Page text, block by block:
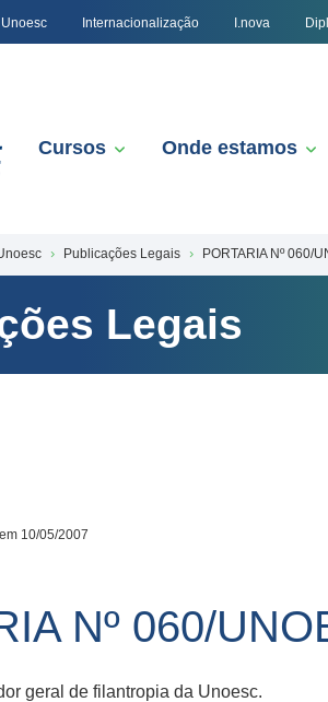
Unoesc Internacionalização I.nova
Cursos Onde estamos
Publicações Legais PORTARIA Nº 060/
Legais
10/05/2007
Nº 060/
geral de filantropia da Unoesc.